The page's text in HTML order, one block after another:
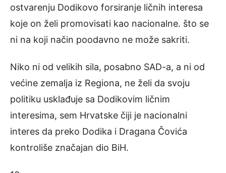
ostvarenju Dodikovo forsiranje ličnih interesa
koje on želi promovisati kao nacionalne. što se
ni na koji način poodavno ne može sakriti.
Niko ni od velikih sila, posabno SAD-a, a ni od
većine zemalja iz Regiona, ne želi da svoju
politiku usklađuje sa Dodikovim ličnim
interesima, sem Hrvatske čiji je nacionalni
interes da preko Dodika i Dragana Čovića
kontroliše značajan dio BiH.